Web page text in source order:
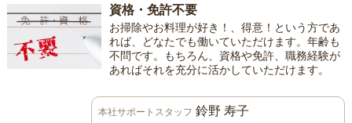
資格・免許不要
お掃除やお料理が好き！、得意！という方であ
れば、どなたでも働いていただけます。年齢も
不問です。もちろん、資格や免許、職務経験が
あればそれを充分に活かしていただけます。
本社サポートスタッフ 鈴野 寿子